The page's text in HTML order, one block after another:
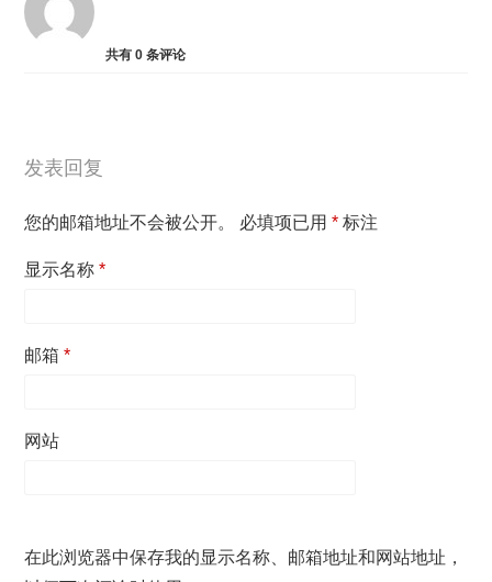
共有0 条评论
发表回复
您的邮箱地址不会被公开。 必填项已用* 标注
显示名称*
邮箱*
网站
在此浏览器中保存我的显示名称、邮箱地址和网站地址，